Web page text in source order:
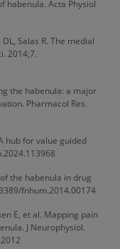
habenula. Acta Physiol
Salas R. The medial
2014;7.
the habenula: a major
Pharmacol Res.
hub for value guided
the habenula in drug
fnhum.2014.00174
E, et al. Mapping pain
J Neurophysiol.